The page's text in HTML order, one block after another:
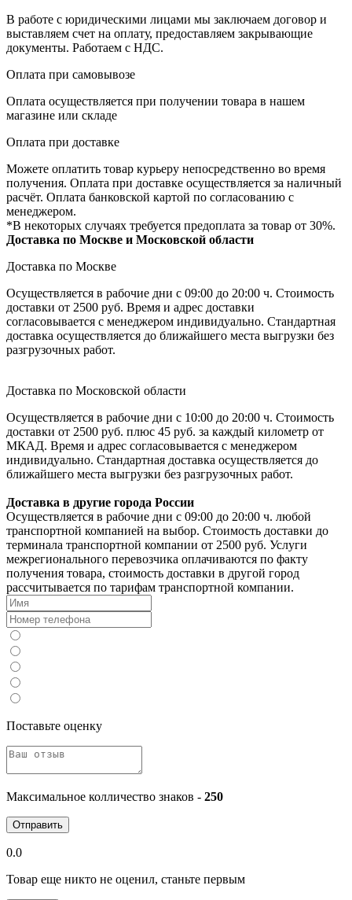
В работе с юридическими лицами мы заключаем договор и
выставляем счет на оплату, предоставляем закрывающие
документы. Работаем с НДС.
Оплата при самовывозе
Оплата осуществляется при получении товара в нашем
магазине или складе
Оплата при доставке
Можете оплатить товар курьеру непосредственно во время
получения. Оплата при доставке осуществляется за наличный
расчёт. Оплата банковской картой по согласованию с
менеджером.
*В некоторых случаях требуется предоплата за товар от 30%.
Доставка по Москве и Московской области
Доставка по Москве
Осуществляется в рабочие дни с 09:00 до 20:00 ч. Стоимость
доставки от 2500 руб. Время и адрес доставки
согласовывается с менеджером индивидуально. Стандартная
доставка осуществляется до ближайшего места выгрузки без
разгрузочных работ.
Доставка по Московской области
Осуществляется в рабочие дни с 10:00 до 20:00 ч. Стоимость
доставки от 2500 руб. плюс 45 руб. за каждый километр от
МКАД. Время и адрес согласовывается с менеджером
индивидуально. Стандартная доставка осуществляется до
ближайшего места выгрузки без разгрузочных работ.
Доставка в другие города России
Осуществляется в рабочие дни с 09:00 до 20:00 ч. любой
транспортной компанией на выбор. Стоимость доставки до
терминала транспортной компании от 2500 руб. Услуги
межрегионального перевозчика оплачиваются по факту
получения товара, стоимость доставки в другой город
рассчитывается по тарифам транспортной компании.
Поставьте оценку
Максимальное колличество знаков - 250
Отправить
0.0
Товар еще никто не оценил, станьте первым